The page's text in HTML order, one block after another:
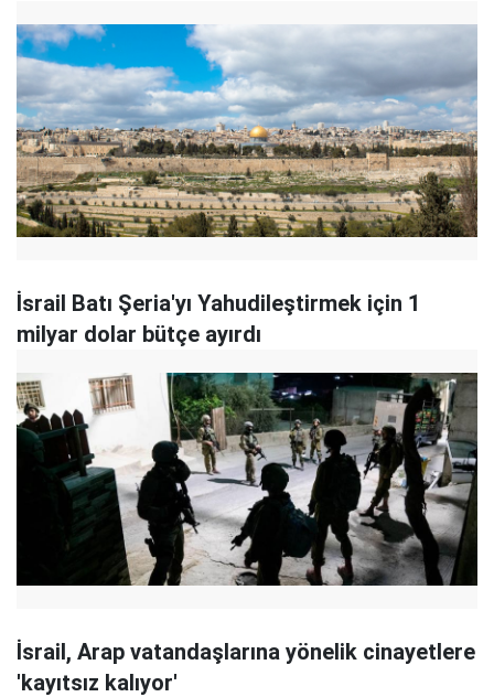
İsrail Batı Şeria'yı Yahudileştirmek için 1
milyar dolar bütçe ayırdı
İsrail, Arap vatandaşlarına yönelik cinayetlere
'kayıtsız kalıyor'